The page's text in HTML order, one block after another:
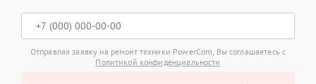
Отправляя заявку на ремонт техники PowerCom, Вы соглашаетесь с
Политикой конфиденциальности